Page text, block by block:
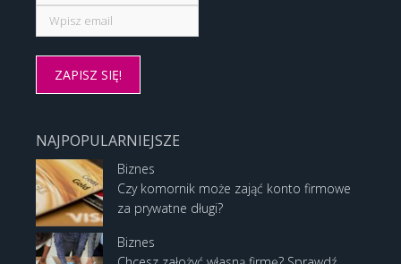
NAJPOPULARNIEJSZE
Biznes
Czy komornik może zająć konto firmowe
za prywatne długi?
Biznes